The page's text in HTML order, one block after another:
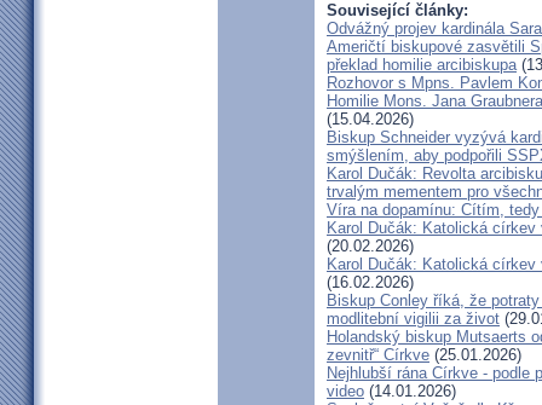
Související články:
Odvážný projev kardinála
Američtí biskupové zasvětili
překlad homilie arcibiskupa
Rozhovor s Mpns. Pavlem
Homilie Mons. Jana
(15.04.2026)
Biskup Schneider vyzývá
smýšlením, aby podpořili
Karol Dučák: Revolta
trvalým mementem pro
Víra na dopamínu: Cítím,
Karol Dučák: Katolická
(20.02.2026)
Karol Dučák: Katolická
(16.02.2026)
Biskup Conley říká, že
modlitební vigilii za život
Holandský biskup Mutsaerts
zevnitř“ Církve (25.01.2026)
Nejhlubší rána Církve - podle
video (14.01.2026)